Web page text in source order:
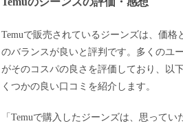
Temuで販売されているジーンズは、価格
のバランスが良いと評判です。多くのユ
がそのコスパの良さを評価しており、以
くつかの良い口コミを紹介します。
「Temuで購入したジーンズは、思ってい